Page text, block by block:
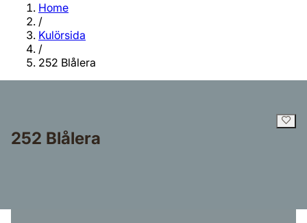
Home
/
Kulörsida
/
252 Blålera
252 Blålera